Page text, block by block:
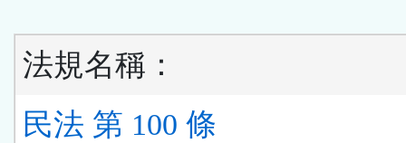
法規名稱：
民法 第 100 條